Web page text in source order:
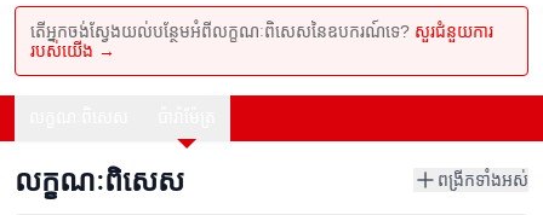
តើអ្នកចង់ស្វែងយល់បន្ថែមអំពីលក្ខណៈពិសេសនៃឧបករណ៍ទេ? សួរជំនួយការ
របស់យើង →
លក្ខណៈពិសេស ពង្រីកទាំងអស់